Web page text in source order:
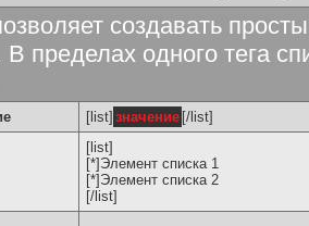
создавать
пределах одного тега
[list] значение [/list]
[list]
[*]Элемент списка 1
[*]Элемент списка 2
[/list]